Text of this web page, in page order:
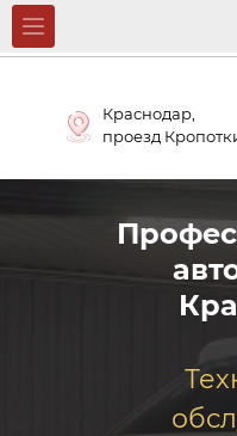
Краснодар,
проезд